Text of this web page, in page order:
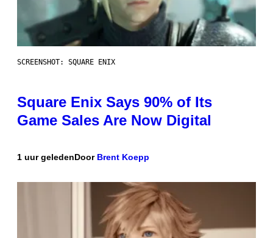
SCREENSHOT: SQUARE ENIX
Square Enix Says 90% of Its
Game Sales Are Now Digital
1 uur geledenDoor Brent Koepp